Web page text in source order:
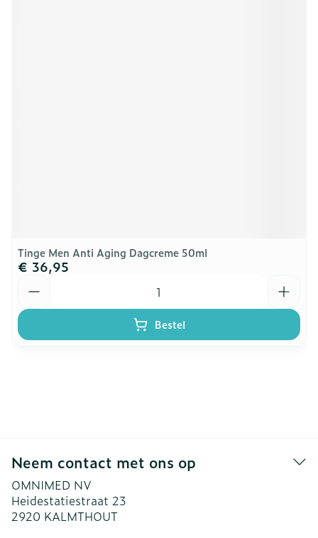
Tinge Men Anti Aging Dagcreme 50ml
€ 36,95
Bestel
Neem contact met ons op
OMNIMED NV
Heidestatiestraat 23
2920 KALMTHOUT